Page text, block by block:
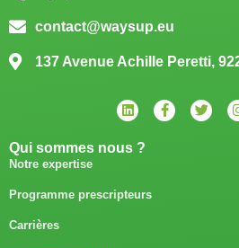
contact@waysup.eu
137 Avenue Achille Peretti,
Qui sommes nous ?
Notre expertise
Programme prescripteurs
Carrières